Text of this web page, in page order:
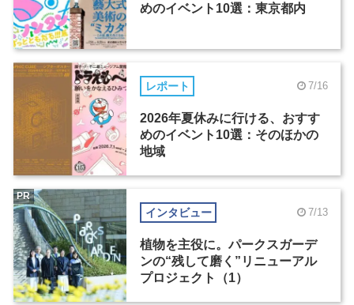
めのイベント10選：東京都内
レポート 7/16
2026年夏休みに行ける、おすす
めのイベント10選：そのほかの
地域
インタビュー 7/13
植物を主役に。パークスガーデ
ンの“残して磨く”リニューアル
プロジェクト（1）
PR